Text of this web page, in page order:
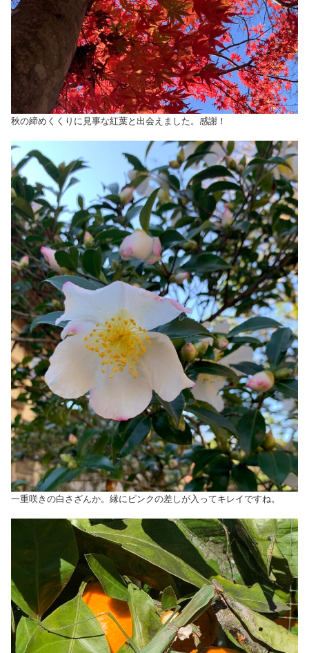
秋の締めくくりに見事な紅葉と出会えました。感謝！
一重咲きの白さざんか。縁にピンクの差しが入ってキレイですね。